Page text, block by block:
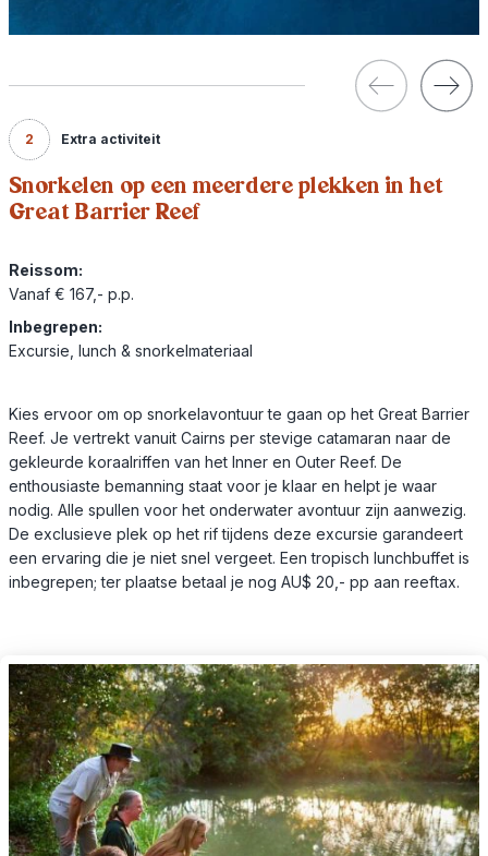
2 Extra activiteit
Snorkelen op een meerdere plekken in het
Great Barrier Reef
Reissom:
Vanaf € 167,- p.p.
Inbegrepen:
Excursie, lunch & snorkelmateriaal
Kies ervoor om op snorkelavontuur te gaan op het Great Barrier
Reef. Je vertrekt vanuit Cairns per stevige catamaran naar de
gekleurde koraalriffen van het Inner en Outer Reef. De
enthousiaste bemanning staat voor je klaar en helpt je waar
nodig. Alle spullen voor het onderwater avontuur zijn aanwezig.
De exclusieve plek op het rif tijdens deze excursie garandeert
een ervaring die je niet snel vergeet. Een tropisch lunchbuffet is
inbegrepen; ter plaatse betaal je nog AU$ 20,- pp aan reeftax.